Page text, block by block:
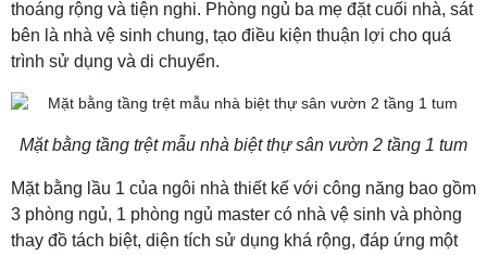
thoáng rộng và tiện nghi. Phòng ngủ ba mẹ đặt cuối nhà, sát
bên là nhà vệ sinh chung, tạo điều kiện thuận lợi cho quá
trình sử dụng và di chuyển.
Mặt bằng tầng trệt mẫu nhà biệt thự sân vườn 2 tầng 1 tum
Mặt bằng lầu 1 của ngôi nhà thiết kế với công năng bao gồm
3 phòng ngủ, 1 phòng ngủ master có nhà vệ sinh và phòng
thay đồ tách biệt, diện tích sử dụng khá rộng, đáp ứng một